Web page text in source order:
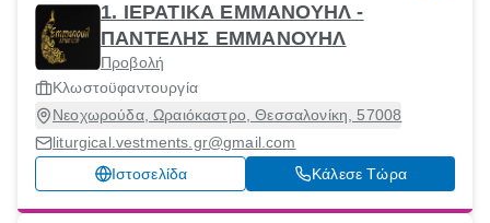
1. ΙΕΡΑΤΙΚΑ ΕΜΜΑΝΟΥΗΛ -
ΠΑΝΤΕΛΗΣ ΕΜΜΑΝΟΥΗΛ
Προβολή
Κλωστοϋφαντουργία
Νεοχωρούδα, Ωραιόκαστρο, Θεσσαλονίκη, 57008
liturgical.vestments.gr@gmail.com
Ιστοσελίδα
Κάλεσε Τώρα